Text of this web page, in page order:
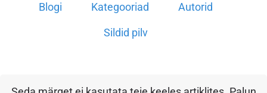
Blogi Kategooriad Autorid
Sildid pilv